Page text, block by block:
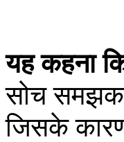
यह कहना
सोच समझकर
जिसके